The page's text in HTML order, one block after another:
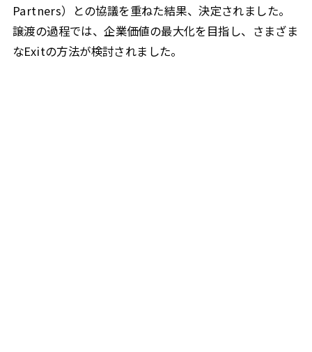
Partners）との協議を重ねた結果、決定されました。
譲渡の過程では、企業価値の最大化を目指し、さまざま
なExitの方法が検討されました。